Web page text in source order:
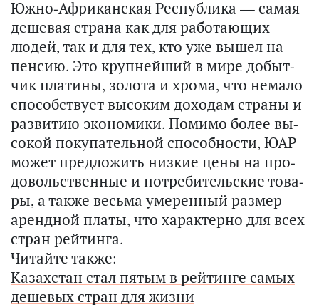
Юж­но-Аф­ри­кан­ская Рес­пуб­ли­ка — самая
де­ше­вая стра­на как для ра­бо­та­ю­щих
людей, так и для тех, кто уже вышел на
пен­сию. Это круп­ней­ший в мире до­быт­
чик пла­ти­ны, зо­ло­та и хрома, что нема­ло
спо­соб­ству­ет вы­со­ким до­хо­дам стра­ны и
раз­ви­тию эко­но­ми­ки. По­ми­мо более вы­
со­кой по­ку­па­тель­ной спо­соб­но­сти, ЮАР
может пред­ло­жить низ­кие цены на про­
до­воль­ствен­ные и по­тре­би­тель­ские то­ва­
ры, а также весь­ма уме­рен­ный раз­мер
аренд­ной платы, что ха­рак­тер­но для всех
стран рей­тин­га.
Читайте также:
Казахстан стал пятым в рейтинге самых
дешевых стран для жизни